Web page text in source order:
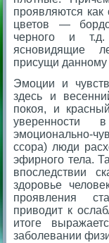
проявляются как
цветов —
черного и
ясновидящие
присущи данному
Эмоции и
здесь и
покоя, и
эмоционально-
ссора) люди
эфирного тела.
впоследствии
здоровье
проявления
приводит к
итоге
заболевании